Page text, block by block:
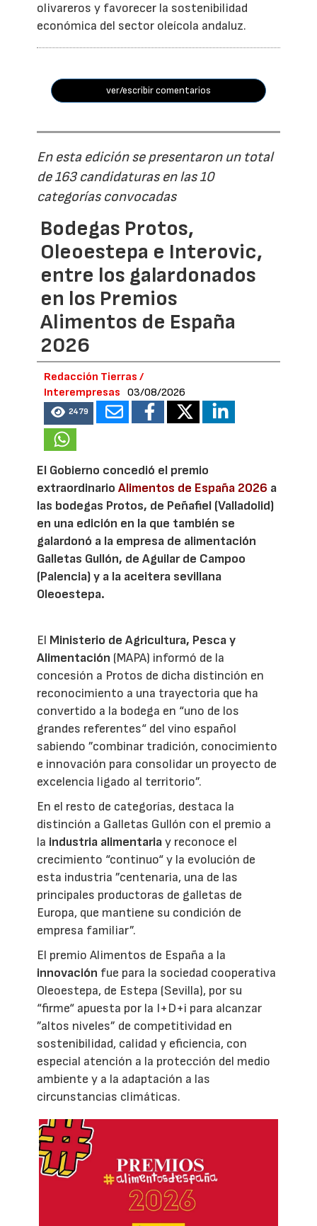
olivareros y favorecer la sostenibilidad
económica del sector oleícola andaluz.
ver/escribir comentarios
En esta edición se presentaron un total
de 163 candidaturas en las 10
categorías convocadas
Bodegas Protos,
Oleoestepa e Interovic,
entre los galardonados
en los Premios
Alimentos de España
2026
Redacción Tierras /
Interempresas
03/08/2026
2479
El Gobierno concedió el premio
extraordinarioAlimentos de España 2026 a
las bodegas Protos, de Peñafiel (Valladolid)
en una edición en la que también se
galardonó a la empresa de alimentación
Galletas Gullón, de Aguilar de Campoo
(Palencia) y a la aceitera sevillana
Oleoestepa.
El Ministerio de Agricultura, Pesca y
Alimentación (MAPA) informó de la
concesión a Protos de dicha distinción en
reconocimiento a una trayectoria que ha
convertido a la bodega en “uno de los
grandes referentes“ del vino español
sabiendo ”combinar tradición, conocimiento
e innovación para consolidar un proyecto de
excelencia ligado al territorio”.
En el resto de categorías, destaca la
distinción a Galletas Gullón con el premio a
la industria alimentariay reconoce el
crecimiento “continuo“ y la evolución de
esta industria ”centenaria, una de las
principales productoras de galletas de
Europa, que mantiene su condición de
empresa familiar”.
El premio Alimentos de España a la
innovación fue para la sociedad cooperativa
Oleoestepa, de Estepa (Sevilla), por su
“firme“ apuesta por la I+D+i para alcanzar
”altos niveles” de competitividad en
sostenibilidad, calidad y eficiencia, con
especial atención a la protección del medio
ambiente y a la adaptación a las
circunstancias climáticas.